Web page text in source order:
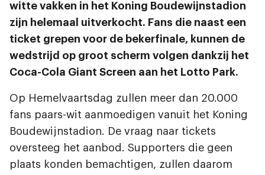
witte vakken in het Koning Boudewijnstadion
zijn helemaal uitverkocht. Fans die naast een
ticket grepen voor de bekerfinale, kunnen de
wedstrijd op groot scherm volgen dankzij het
Coca-Cola Giant Screen aan het Lotto Park.
Op Hemelvaartsdag zullen meer dan 20.000
fans paars-wit aanmoedigen vanuit het Koning
Boudewijnstadion. De vraag naar tickets
oversteeg het aanbod. Supporters die geen
plaats konden bemachtigen, zullen daarom